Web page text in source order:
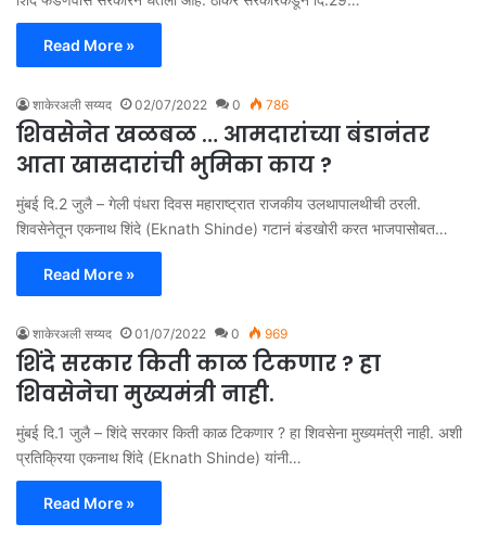
Read More »
शाकेरअली सय्यद 02/07/2022 0 786
शिवसेनेत खळबळ … आमदारांच्या बंडानंतर
आता खासदारांची भुमिका काय ?
मुंबई दि.2 जुलै – गेली पंधरा दिवस महाराष्ट्रात राजकीय उलथापालथीची ठरली.
शिवसेनेतून एकनाथ शिंदे (Eknath Shinde) गटानं बंडखोरी करत भाजपासोबत…
Read More »
शाकेरअली सय्यद 01/07/2022 0 969
शिंदे सरकार किती काळ टिकणार ? हा
शिवसेनेचा मुख्यमंत्री नाही.
मुंबई दि.1 जुलै – शिंदे सरकार किती काळ टिकणार ? हा शिवसेना मुख्यमंत्री नाही. अशी
प्रतिक्रिया एकनाथ शिंदे (Eknath Shinde) यांनी…
Read More »